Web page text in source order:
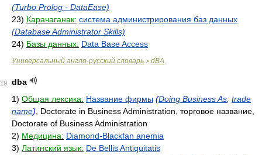
(Turbo Prolog - DataEase)
23) Карачаганак: система администрирования баз данных
(Database Administrator Skills)
24) Базы данных: Data Base Access
Универсальный англо-русский словарь > dBA
19
dba
1) Общая лексика: Название фирмы (Doing Business As; trade
name) , Doctorate in Business Administration, торговое название,
Doctorate of Business Administration
2) Медицина: Diamond-Blackfan anemia
3) Латинский язык: De Bellis Antiquitatis